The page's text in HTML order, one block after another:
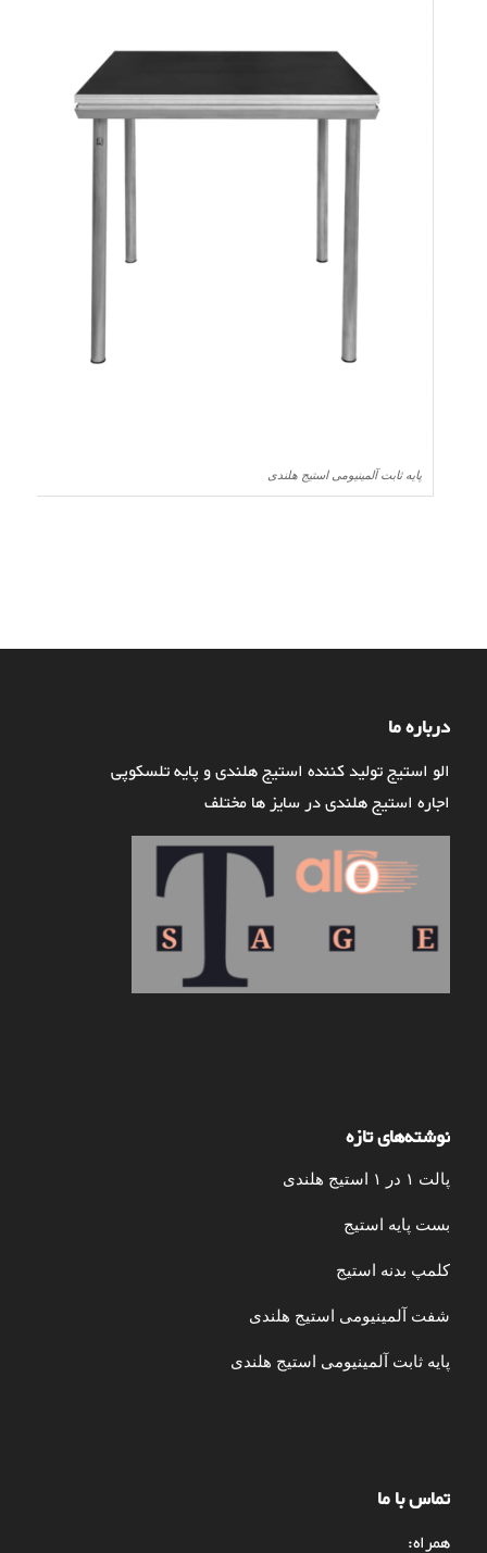
پایه ثابت آلمینیومی استیج هلندی
درباره ما
الو استیج تولید کننده استیج هلندی و پایه تلسکوپی
اجاره استیج هلندی در سایز ها مختلف
نوشته‌های تازه
پالت ۱ در ۱ استیج هلندی
بست پایه استیج
کلمپ بدنه استیج
شفت آلمینیومی استیج هلندی
پایه ثابت آلمینیومی استیج هلندی
تماس با ما
همراه: